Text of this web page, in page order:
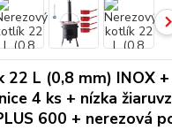
L (0,8 mm) INOX +
4 ks + nízka
600 + nerezová